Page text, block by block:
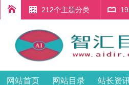
212个主题分类
网站首页 网站目录 站长资